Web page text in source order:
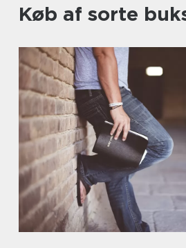
Køb af sorte